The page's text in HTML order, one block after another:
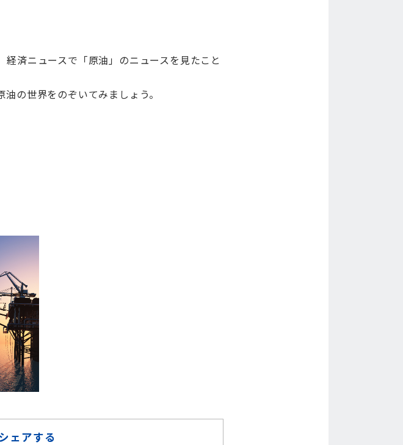
済ニュースで「原油」のニュースを見たこと
の世界をのぞいてみましょう。
ェアする